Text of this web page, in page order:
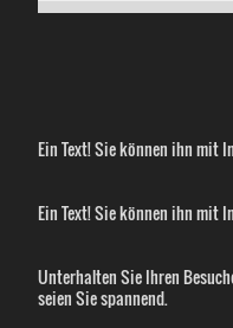
Ein Text! Sie können ihn mit
Ein Text! Sie können ihn mit
Unterhalten Sie Ihren
seien Sie spannend.